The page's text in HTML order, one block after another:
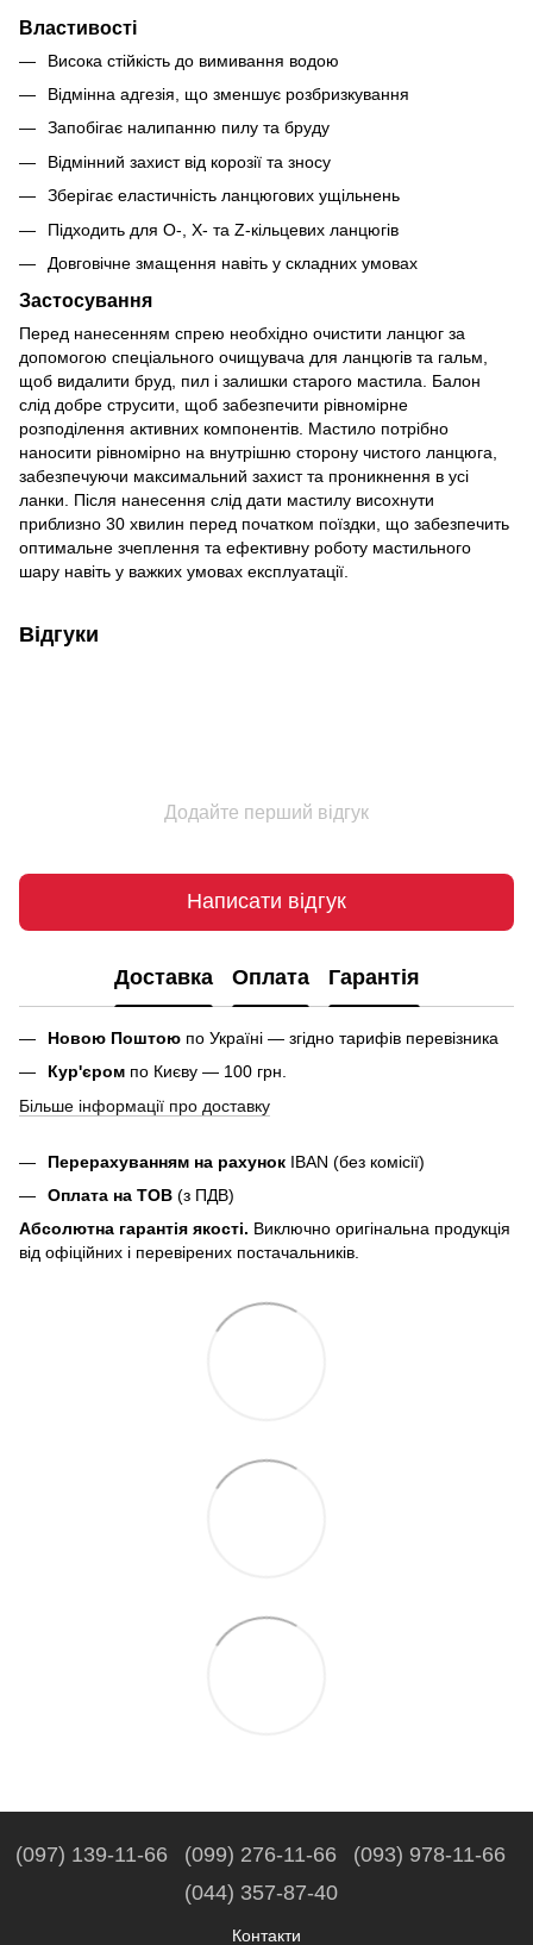
Властивості
Висока стійкість до вимивання водою
Відмінна адгезія, що зменшує розбризкування
Запобігає налипанню пилу та бруду
Відмінний захист від корозії та зносу
Зберігає еластичність ланцюгових ущільнень
Підходить для O-, X- та Z-кільцевих ланцюгів
Довговічне змащення навіть у складних умовах
Застосування
Перед нанесенням спрею необхідно очистити ланцюг за
допомогою спеціального очищувача для ланцюгів та гальм,
щоб видалити бруд, пил і залишки старого мастила. Балон
слід добре струсити, щоб забезпечити рівномірне
розподілення активних компонентів. Мастило потрібно
наносити рівномірно на внутрішню сторону чистого ланцюга,
забезпечуючи максимальний захист та проникнення в усі
ланки. Після нанесення слід дати мастилу висохнути
приблизно 30 хвилин перед початком поїздки, що забезпечить
оптимальне зчеплення та ефективну роботу мастильного
шару навіть у важких умовах експлуатації.
Відгуки
Додайте перший відгук
Написати відгук
Доставка Оплата Гарантія
Новою Поштою по Україні — згідно тарифів перевізника
Кур'єром по Києву — 100 грн.
Більше інформації про доставку
Перерахуванням на рахунок IBAN (без комісії)
Оплата на ТОВ (з ПДВ)
Абсолютна гарантія якості. Виключно оригінальна продукція
від офіційних і перевірених постачальників.
(097) 139-11-66 (099) 276-11-66
(093) 978-11-66
(044) 357-87-40
Контакти